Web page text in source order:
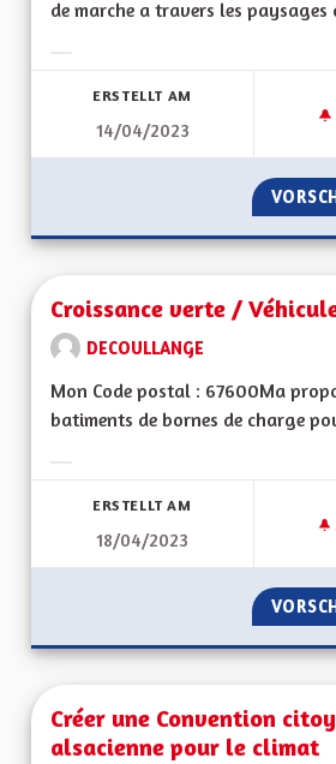
de marche a travers les paysages
ERSTELLT AM
14/04/2023
Croissance verte /
DECOULLANGE
Mon Code postal : 67600Ma
batiments de bornes de charge
ERSTELLT AM
18/04/2023
Créer une Convention
alsacienne pour le climat